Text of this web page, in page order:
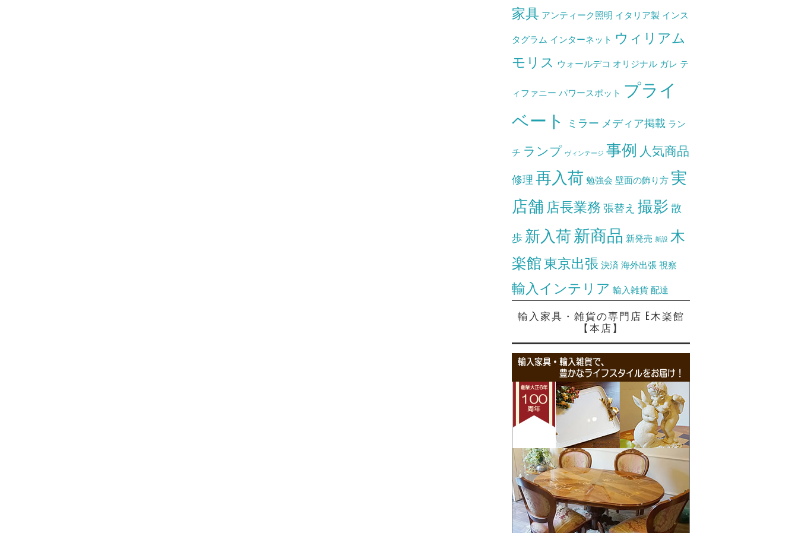
家具 アンティーク照明 イタリア製 インス
タグラム インターネット ウィリアム
モリス ウォールデコ オリジナル ガレ テ
ィファニー パワースポット プライ
ベート
ミラー メディア掲載 ラン
チ ランプ ヴィンテージ 事例 人気商品
修理 再入荷 勉強会 壁面の飾り方 実
店舗 店長業務 張替え 撮影 散
歩 新入荷新商品 新発売 新設 木
楽館 東京出張 決済 海外出張 視察
輸入インテリア 輸入雑貨 配達
輸入家具・雑貨の専門店 E木楽館
【本店】